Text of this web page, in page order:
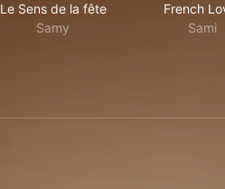
Le Sens de la fête
Samy
French
Sami